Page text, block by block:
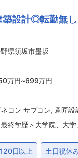
制度を採用しております。 お客様満足
した8段階のグレ
く、子育て中の
きる制度を利用し
育休から復職した
築設計◎転勤無
県須坂市墨坂
万円~699万円
ネコン サブコン, 意匠設
最終学歴＞大学院、大
日以上 土日祝休